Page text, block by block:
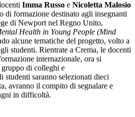
Imma Russo e Nicoletta Malosio
di formazione destinato agli insegnanti
di Newport nel Regno Unito,
Health in Young People (Mind
alcune tematiche del progetto, volto a
studenti. Rientrate a Crema, le docenti
internazionale, ora si
di colleghi e
studenti saranno selezionati dieci
avranno il compito di segnalare e
in difficoltà.